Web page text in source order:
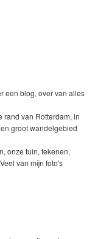
een blog, over van alles
rand van Rotterdam, in
groot wandelgebied
onze tuin, tekenen,
van mijn foto's